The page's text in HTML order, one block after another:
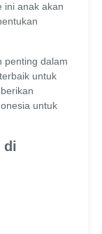
ini anak akan
penting dalam
untuk
untuk
di